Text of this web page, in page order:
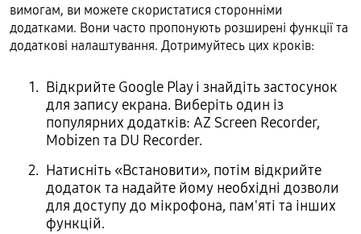
вимогам, ви можете скористатися сторонніми
додатками. Вони часто пропонують розширені функції та
додаткові налаштування. Дотримуйтесь цих кроків:
Відкрийте Google Play і знайдіть застосунок
для запису екрана. Виберіть один із
популярних додатків: AZ Screen Recorder,
Mobizen та DU Recorder.
Натисніть «Встановити», потім відкрийте
додаток та надайте йому необхідні дозволи
для доступу до мікрофона, пам'яті та інших
функцій.